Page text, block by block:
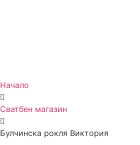
Начало
Сватбен магазин
Булчинска рокля Виктория